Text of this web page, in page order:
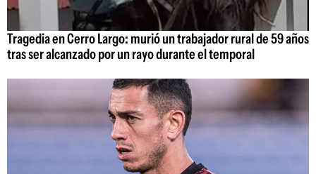
Tragedia en Cerro Largo: murió un trabajador rural de 59 años
tras ser alcanzado por un rayo durante el temporal